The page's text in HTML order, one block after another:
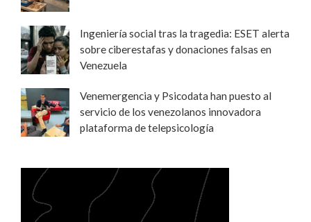
Ingeniería social tras la tragedia: ESET alerta
sobre ciberestafas y donaciones falsas en
Venezuela
Venemergencia y Psicodata han puesto al
servicio de los venezolanos innovadora
plataforma de telepsicología